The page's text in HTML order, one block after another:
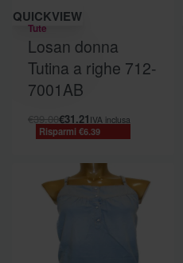
Risparmi €6.39
QUICKVIEW
Tute
Losan donna
Tutina a righe 712-
7001AB
€31.21 IVA inclusa
Risparmi €6.39